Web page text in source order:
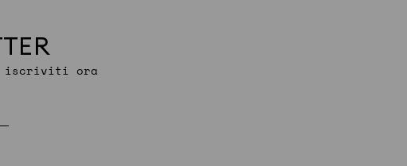
iscriviti ora